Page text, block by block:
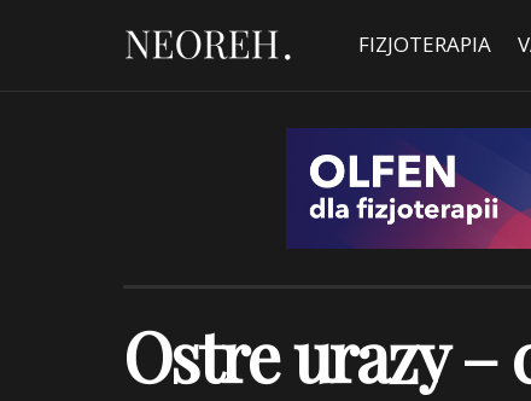
FIZJOTERAPIA
Ostre urazy –